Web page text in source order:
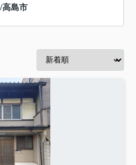
/高島市